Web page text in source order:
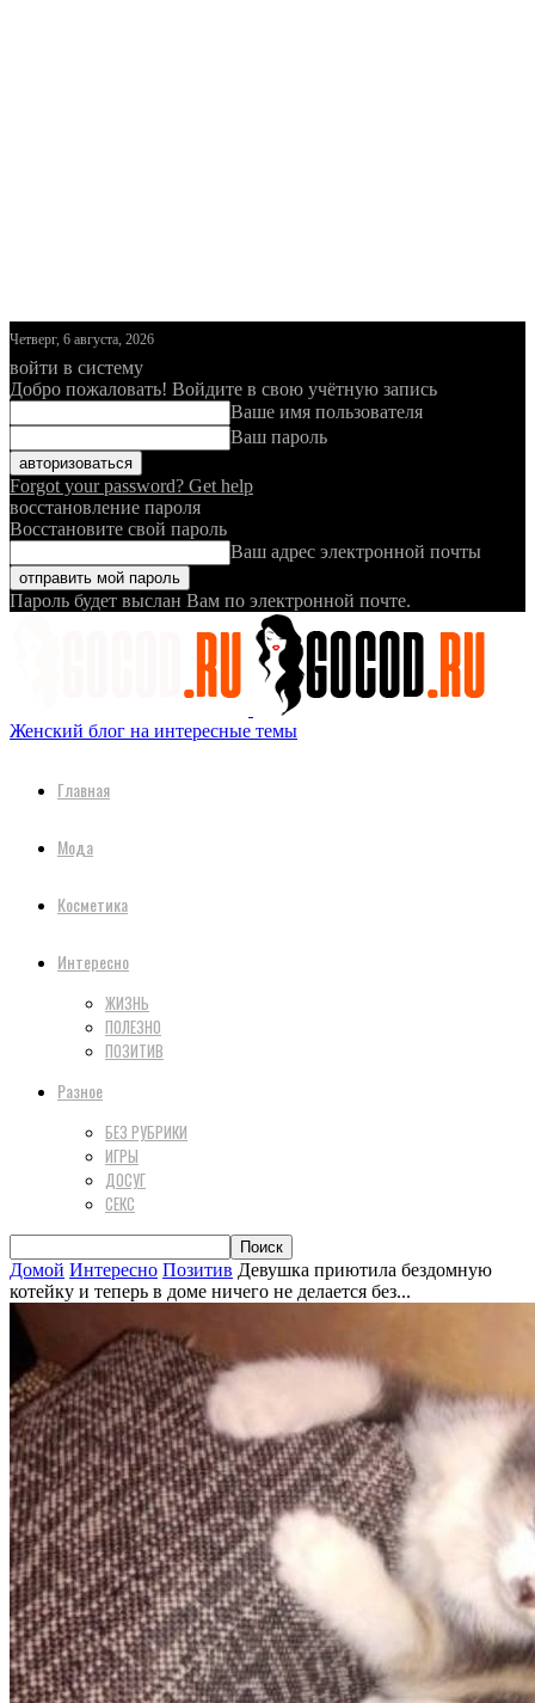
Четверг, 6 августа, 2026
войти в систему
Добро пожаловать! Войдите в свою учётную запись
Ваше имя пользователя
Ваш пароль
Forgot your password? Get help
восстановление пароля
Восстановите свой пароль
Ваш адрес электронной почты
Пароль будет выслан Вам по электронной почте.
Женский блог на интересные темы
Главная
Мода
Косметика
Интересно
ЖИЗНЬ
ПОЛЕЗНО
ПОЗИТИВ
Разное
БЕЗ РУБРИКИ
ИГРЫ
ДОСУГ
СЕКС
Домой Интересно Позитив Девушка приютила бездомную
котейку и теперь в доме ничего не делается без...